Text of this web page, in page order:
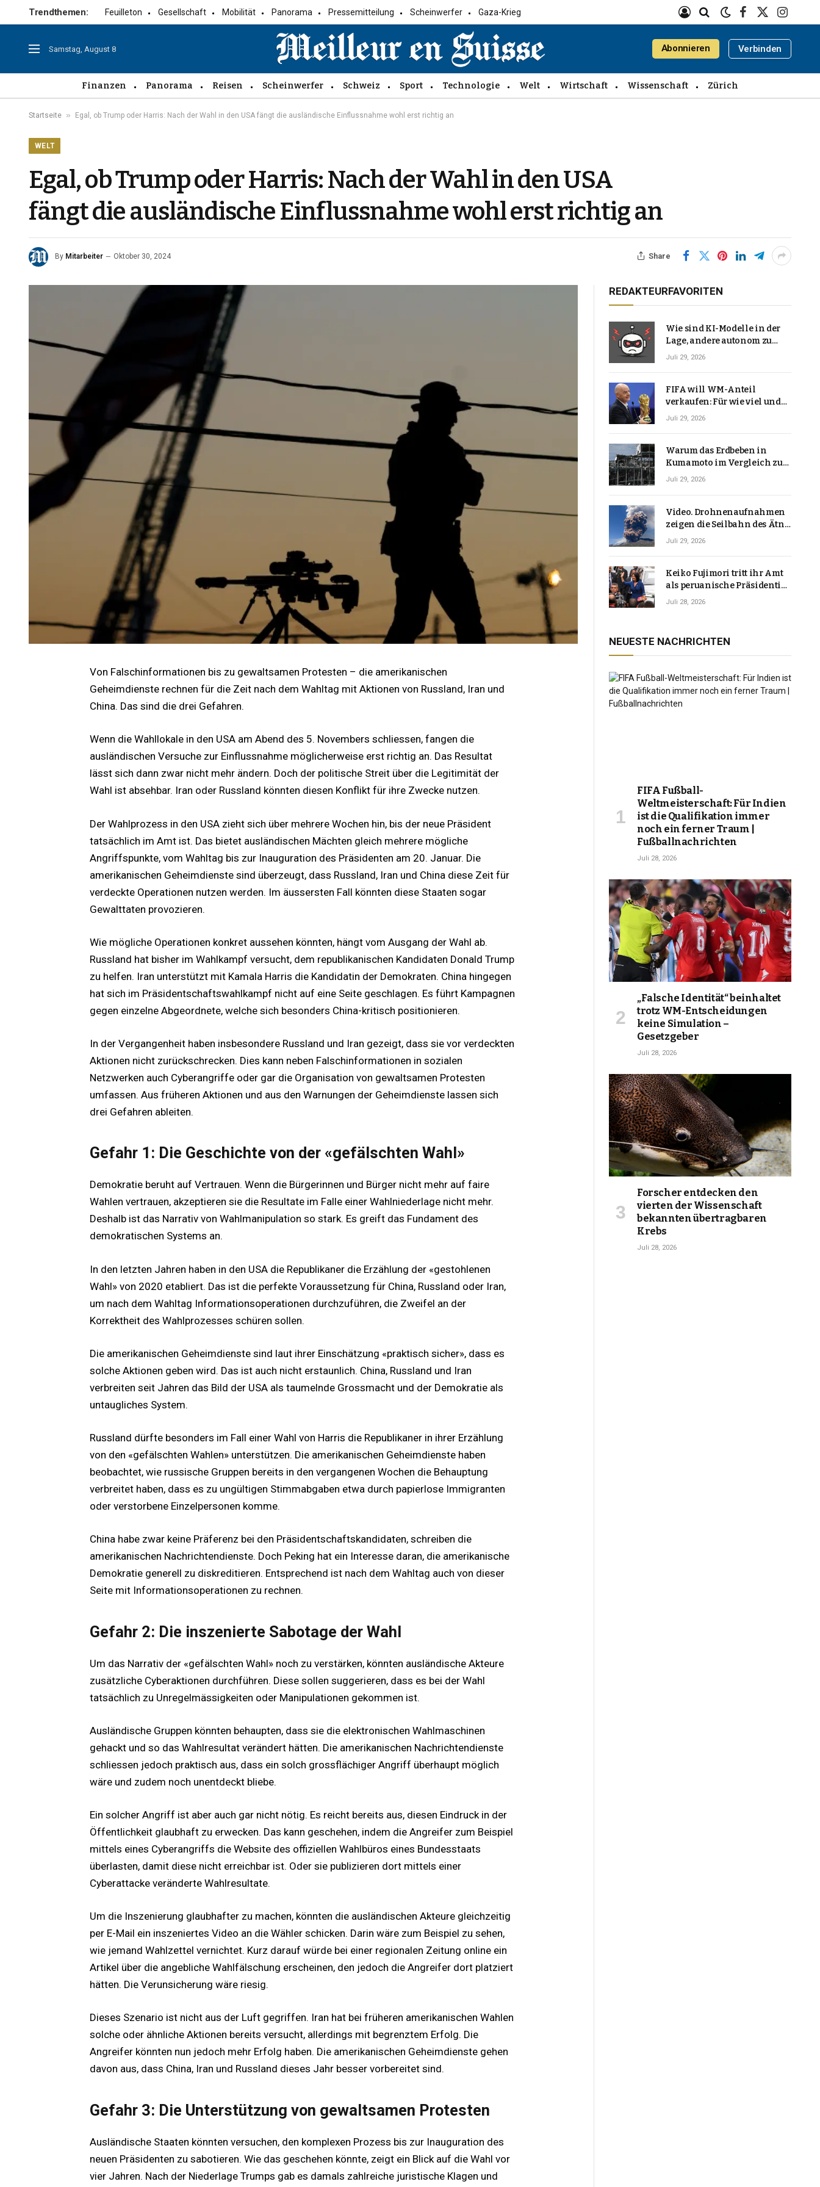
Trendthemen: Feuilleton Gesellschaft Mobilität Panorama Pressemitteilung Scheinwerfer Gaza-Krieg
Facebook
X
Samstag, August 8 Abonnieren Verbinden
Finanzen Panorama Reisen Scheinwerfer Schweiz Sport Technologie Welt Wirtschaft Wissenschaft Zürich
Startseite » Egal, ob Trump oder Harris: Nach der Wahl in den USA fängt die ausländische Einflussnahme wohl erst richtig an
WELT
Egal, ob Trump oder Harris: Nach der Wahl in den USA
fängt die ausländische Einflussnahme wohl erst richtig an
By Mitarbeiter Oktober 30, 2024 Share
Von Falschinformationen bis zu gewaltsamen Protesten – die amerikanischen
Geheimdienste rechnen für die Zeit nach dem Wahltag mit Aktionen von Russland, Iran und
China. Das sind die drei Gefahren.
Wenn die Wahllokale in den USA am Abend des 5. Novembers schliessen, fangen die
ausländischen Versuche zur Einflussnahme möglicherweise erst richtig an. Das Resultat
lässt sich dann zwar nicht mehr ändern. Doch der politische Streit über die Legitimität der
Wahl ist absehbar. Iran oder Russland könnten diesen Konflikt für ihre Zwecke nutzen.
Der Wahlprozess in den USA zieht sich über mehrere Wochen hin, bis der neue Präsident
tatsächlich im Amt ist. Das bietet ausländischen Mächten gleich mehrere mögliche
Angriffspunkte, vom Wahltag bis zur Inauguration des Präsidenten am 20. Januar. Die
amerikanischen Geheimdienste sind überzeugt, dass Russland, Iran und China diese Zeit für
verdeckte Operationen nutzen werden. Im äussersten Fall könnten diese Staaten sogar
Gewalttaten provozieren.
Wie mögliche Operationen konkret aussehen könnten, hängt vom Ausgang der Wahl ab.
Russland hat bisher im Wahlkampf versucht, dem republikanischen Kandidaten Donald Trump
zu helfen. Iran unterstützt mit Kamala Harris die Kandidatin der Demokraten. China hingegen
hat sich im Präsidentschaftswahlkampf nicht auf eine Seite geschlagen. Es führt Kampagnen
gegen einzelne Abgeordnete, welche sich besonders China-kritisch positionieren.
In der Vergangenheit haben insbesondere Russland und Iran gezeigt, dass sie vor verdeckten
Aktionen nicht zurückschrecken. Dies kann neben Falschinformationen in sozialen
Netzwerken auch Cyberangriffe oder gar die Organisation von gewaltsamen Protesten
umfassen. Aus früheren Aktionen und aus den Warnungen der Geheimdienste lassen sich
drei Gefahren ableiten.
Gefahr 1: Die Geschichte von der «gefälschten Wahl»
Demokratie beruht auf Vertrauen. Wenn die Bürgerinnen und Bürger nicht mehr auf faire
Wahlen vertrauen, akzeptieren sie die Resultate im Falle einer Wahlniederlage nicht mehr.
Deshalb ist das Narrativ von Wahlmanipulation so stark. Es greift das Fundament des
demokratischen Systems an.
In den letzten Jahren haben in den USA die Republikaner die Erzählung der «gestohlenen
Wahl» von 2020 etabliert. Das ist die perfekte Voraussetzung für China, Russland oder Iran,
um nach dem Wahltag Informationsoperationen durchzuführen, die Zweifel an der
Korrektheit des Wahlprozesses schüren sollen.
Die amerikanischen Geheimdienste sind laut ihrer Einschätzung «praktisch sicher», dass es
solche Aktionen geben wird. Das ist auch nicht erstaunlich. China, Russland und Iran
verbreiten seit Jahren das Bild der USA als taumelnde Grossmacht und der Demokratie als
untaugliches System.
Russland dürfte besonders im Fall einer Wahl von Harris die Republikaner in ihrer Erzählung
von den «gefälschten Wahlen» unterstützen. Die amerikanischen Geheimdienste haben
beobachtet, wie russische Gruppen bereits in den vergangenen Wochen die Behauptung
verbreitet haben, dass es zu ungültigen Stimmabgaben etwa durch papierlose Immigranten
oder verstorbene Einzelpersonen komme.
China habe zwar keine Präferenz bei den Präsidentschaftskandidaten, schreiben die
amerikanischen Nachrichtendienste. Doch Peking hat ein Interesse daran, die amerikanische
Demokratie generell zu diskreditieren. Entsprechend ist nach dem Wahltag auch von dieser
Seite mit Informationsoperationen zu rechnen.
Gefahr 2: Die inszenierte Sabotage der Wahl
Um das Narrativ der «gefälschten Wahl» noch zu verstärken, könnten ausländische Akteure
zusätzliche Cyberaktionen durchführen. Diese sollen suggerieren, dass es bei der Wahl
tatsächlich zu Unregelmässigkeiten oder Manipulationen gekommen ist.
Ausländische Gruppen könnten behaupten, dass sie die elektronischen Wahlmaschinen
gehackt und so das Wahlresultat verändert hätten. Die amerikanischen Nachrichtendienste
schliessen jedoch praktisch aus, dass ein solch grossflächiger Angriff überhaupt möglich
wäre und zudem noch unentdeckt bliebe.
Ein solcher Angriff ist aber auch gar nicht nötig. Es reicht bereits aus, diesen Eindruck in der
Öffentlichkeit glaubhaft zu erwecken. Das kann geschehen, indem die Angreifer zum Beispiel
mittels eines Cyberangriffs die Website des offiziellen Wahlbüros eines Bundesstaats
überlasten, damit diese nicht erreichbar ist. Oder sie publizieren dort mittels einer
Cyberattacke veränderte Wahlresultate.
Um die Inszenierung glaubhafter zu machen, könnten die ausländischen Akteure gleichzeitig
per E-Mail ein inszeniertes Video an die Wähler schicken. Darin wäre zum Beispiel zu sehen,
wie jemand Wahlzettel vernichtet. Kurz darauf würde bei einer regionalen Zeitung online ein
Artikel über die angebliche Wahlfälschung erscheinen, den jedoch die Angreifer dort platziert
hätten. Die Verunsicherung wäre riesig.
Dieses Szenario ist nicht aus der Luft gegriffen. Iran hat bei früheren amerikanischen Wahlen
solche oder ähnliche Aktionen bereits versucht, allerdings mit begrenztem Erfolg. Die
Angreifer könnten nun jedoch mehr Erfolg haben. Die amerikanischen Geheimdienste gehen
davon aus, dass China, Iran und Russland dieses Jahr besser vorbereitet sind.
Gefahr 3: Die Unterstützung von gewaltsamen Protesten
Ausländische Staaten könnten versuchen, den komplexen Prozess bis zur Inauguration des
neuen Präsidenten zu sabotieren. Wie das geschehen könnte, zeigt ein Blick auf die Wahl vor
vier Jahren. Nach der Niederlage Trumps gab es damals zahlreiche juristische Klagen und
REDAKTEURFAVORITEN
Wie sind KI-Modelle in der
Lage, andere autonom zu
hacken? | Technologie-News
Juli 29, 2026
FIFA will WM-Anteil
verkaufen: Für wie viel und
warum macht Gianni
Juli 29, 2026
Warum das Erdbeben in
Kumamoto im Vergleich zu
den meisten Erdbeben, die
Juli 29, 2026
Video. Drohnenaufnahmen
zeigen die Seilbahn des Ätna
über einer Vulkanlandschaft
Juli 29, 2026
Keiko Fujimori tritt ihr Amt
als peruanische Präsidentin
an und verspricht, das
Juli 28, 2026
NEUESTE NACHRICHTEN
FIFA Fußball-
Weltmeisterschaft: Für Indien
ist die Qualifikation immer
noch ein ferner Traum |
Fußballnachrichten
Juli 28, 2026
„Falsche Identität“ beinhaltet
trotz WM-Entscheidungen
keine Simulation –
Gesetzgeber
Juli 28, 2026
Forscher entdecken den
vierten der Wissenschaft
bekannten übertragbaren
Krebs
Juli 28, 2026